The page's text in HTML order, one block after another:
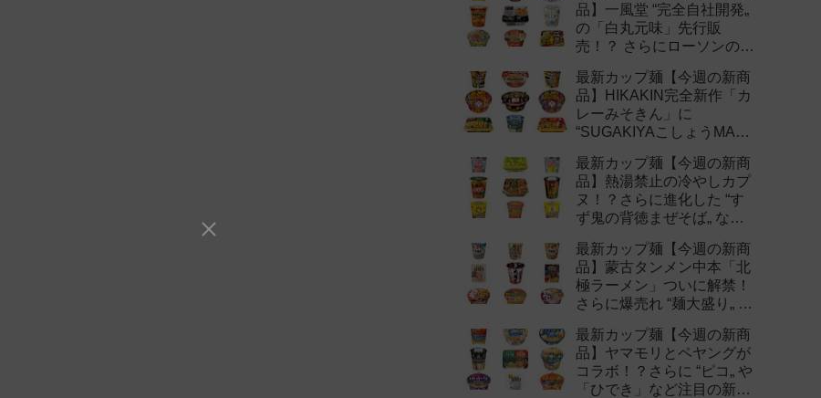
品】一風堂 “完全自社開発„
の「白丸元味」先行販
売！？ さらにローソンの激
新作まとめ！
最新カップ麺【今週の新商
品】HIKAKIN完全新作「カ
レーみそきん」に
“SUGAKIYAこしょうMAX„
最新カップ麺【今週の新商
品】熱湯禁止の冷やしカプ
ヌ！？さらに進化した “す
ず鬼の背徳まぜそば„ など
最新カップ麺【今週の新商
品】蒙古タンメン中本「北
極ラーメン」ついに解禁！
さらに爆売れ “麺大盛り„ シ
作まとめ！
最新カップ麺【今週の新商
品】ヤマモリとペヤングが
コラボ！？さらに “ピコ„ や
「ひでき」など注目の新作